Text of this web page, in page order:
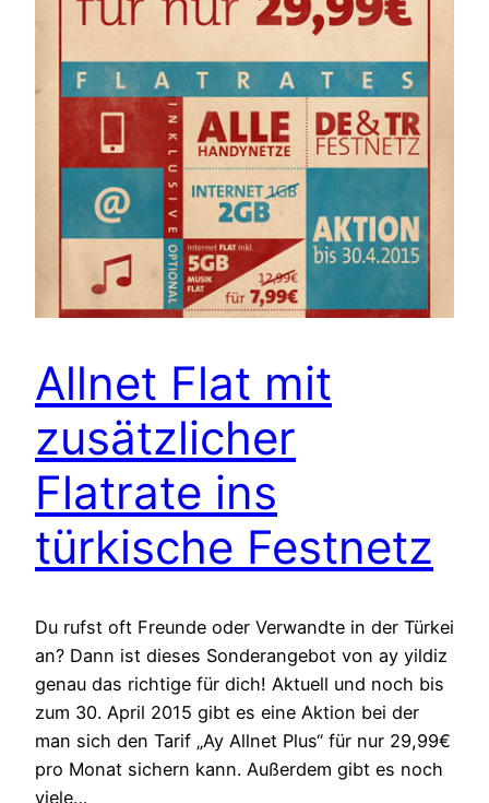
Allnet Flat mit
zusätzlicher
Flatrate ins
türkische Festnetz
Du rufst oft Freunde oder Verwandte in der Türkei
an? Dann ist dieses Sonderangebot von ay yildiz
genau das richtige für dich! Aktuell und noch bis
zum 30. April 2015 gibt es eine Aktion bei der
man sich den Tarif „Ay Allnet Plus“ für nur 29,99€
pro Monat sichern kann. Außerdem gibt es noch
viele…